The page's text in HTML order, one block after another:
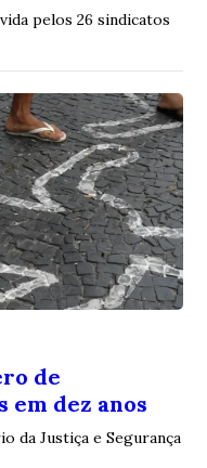
pelos 26 sindicatos
de
dez anos
da Justiça e Segurança